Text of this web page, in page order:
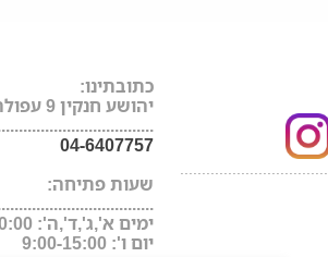
כתובתינו:
יהושע חנקין 9 עפולה טלפון:
04-6407757
שעות פתיחה:
ימים א',ג',ד',ה': 10:00-20:00
יום ו': 9:00-15:00